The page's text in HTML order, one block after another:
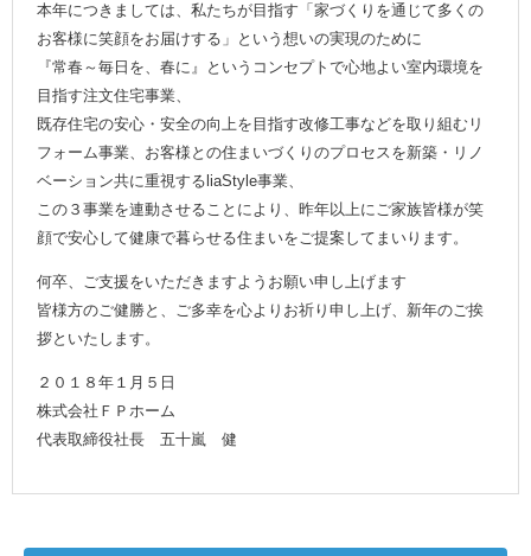
本年につきましては、私たちが目指す「家づくりを通じて多くの
お客様に笑顔をお届けする」という想いの実現のために
『常春～毎日を、春に』というコンセプトで心地よい室内環境を
目指す注文住宅事業、
既存住宅の安心・安全の向上を目指す改修工事などを取り組むリ
フォーム事業、お客様との住まいづくりのプロセスを新築・リノ
ベーション共に重視するliaStyle事業、
この３事業を連動させることにより、昨年以上にご家族皆様が笑
顔で安心して健康で暮らせる住まいをご提案してまいります。
何卒、ご支援をいただきますようお願い申し上げます
皆様方のご健勝と、ご多幸を心よりお祈り申し上げ、新年のご挨
拶といたします。
２０１８年１月５日
株式会社ＦＰホーム
代表取締役社長 五十嵐 健